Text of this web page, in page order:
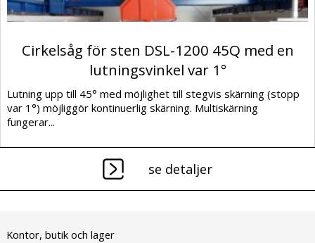
Cirkelsåg för sten DSL-1200 45Q med en
lutningsvinkel var 1°
Lutning upp till 45° med möjlighet till stegvis skärning (stopp
var 1°) möjliggör kontinuerlig skärning. Multiskärning
fungerar...
se detaljer
Kontor, butik och lager